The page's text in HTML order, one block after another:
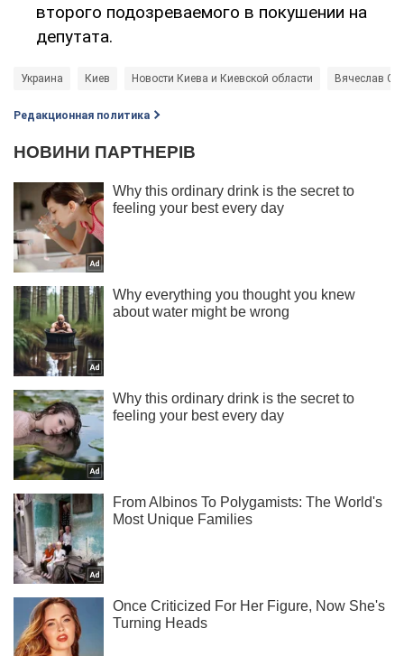
второго подозреваемого в покушении на
депутата.
Украина Киев Новости Киева и Киевской области Вячеслав
Редакционная политика